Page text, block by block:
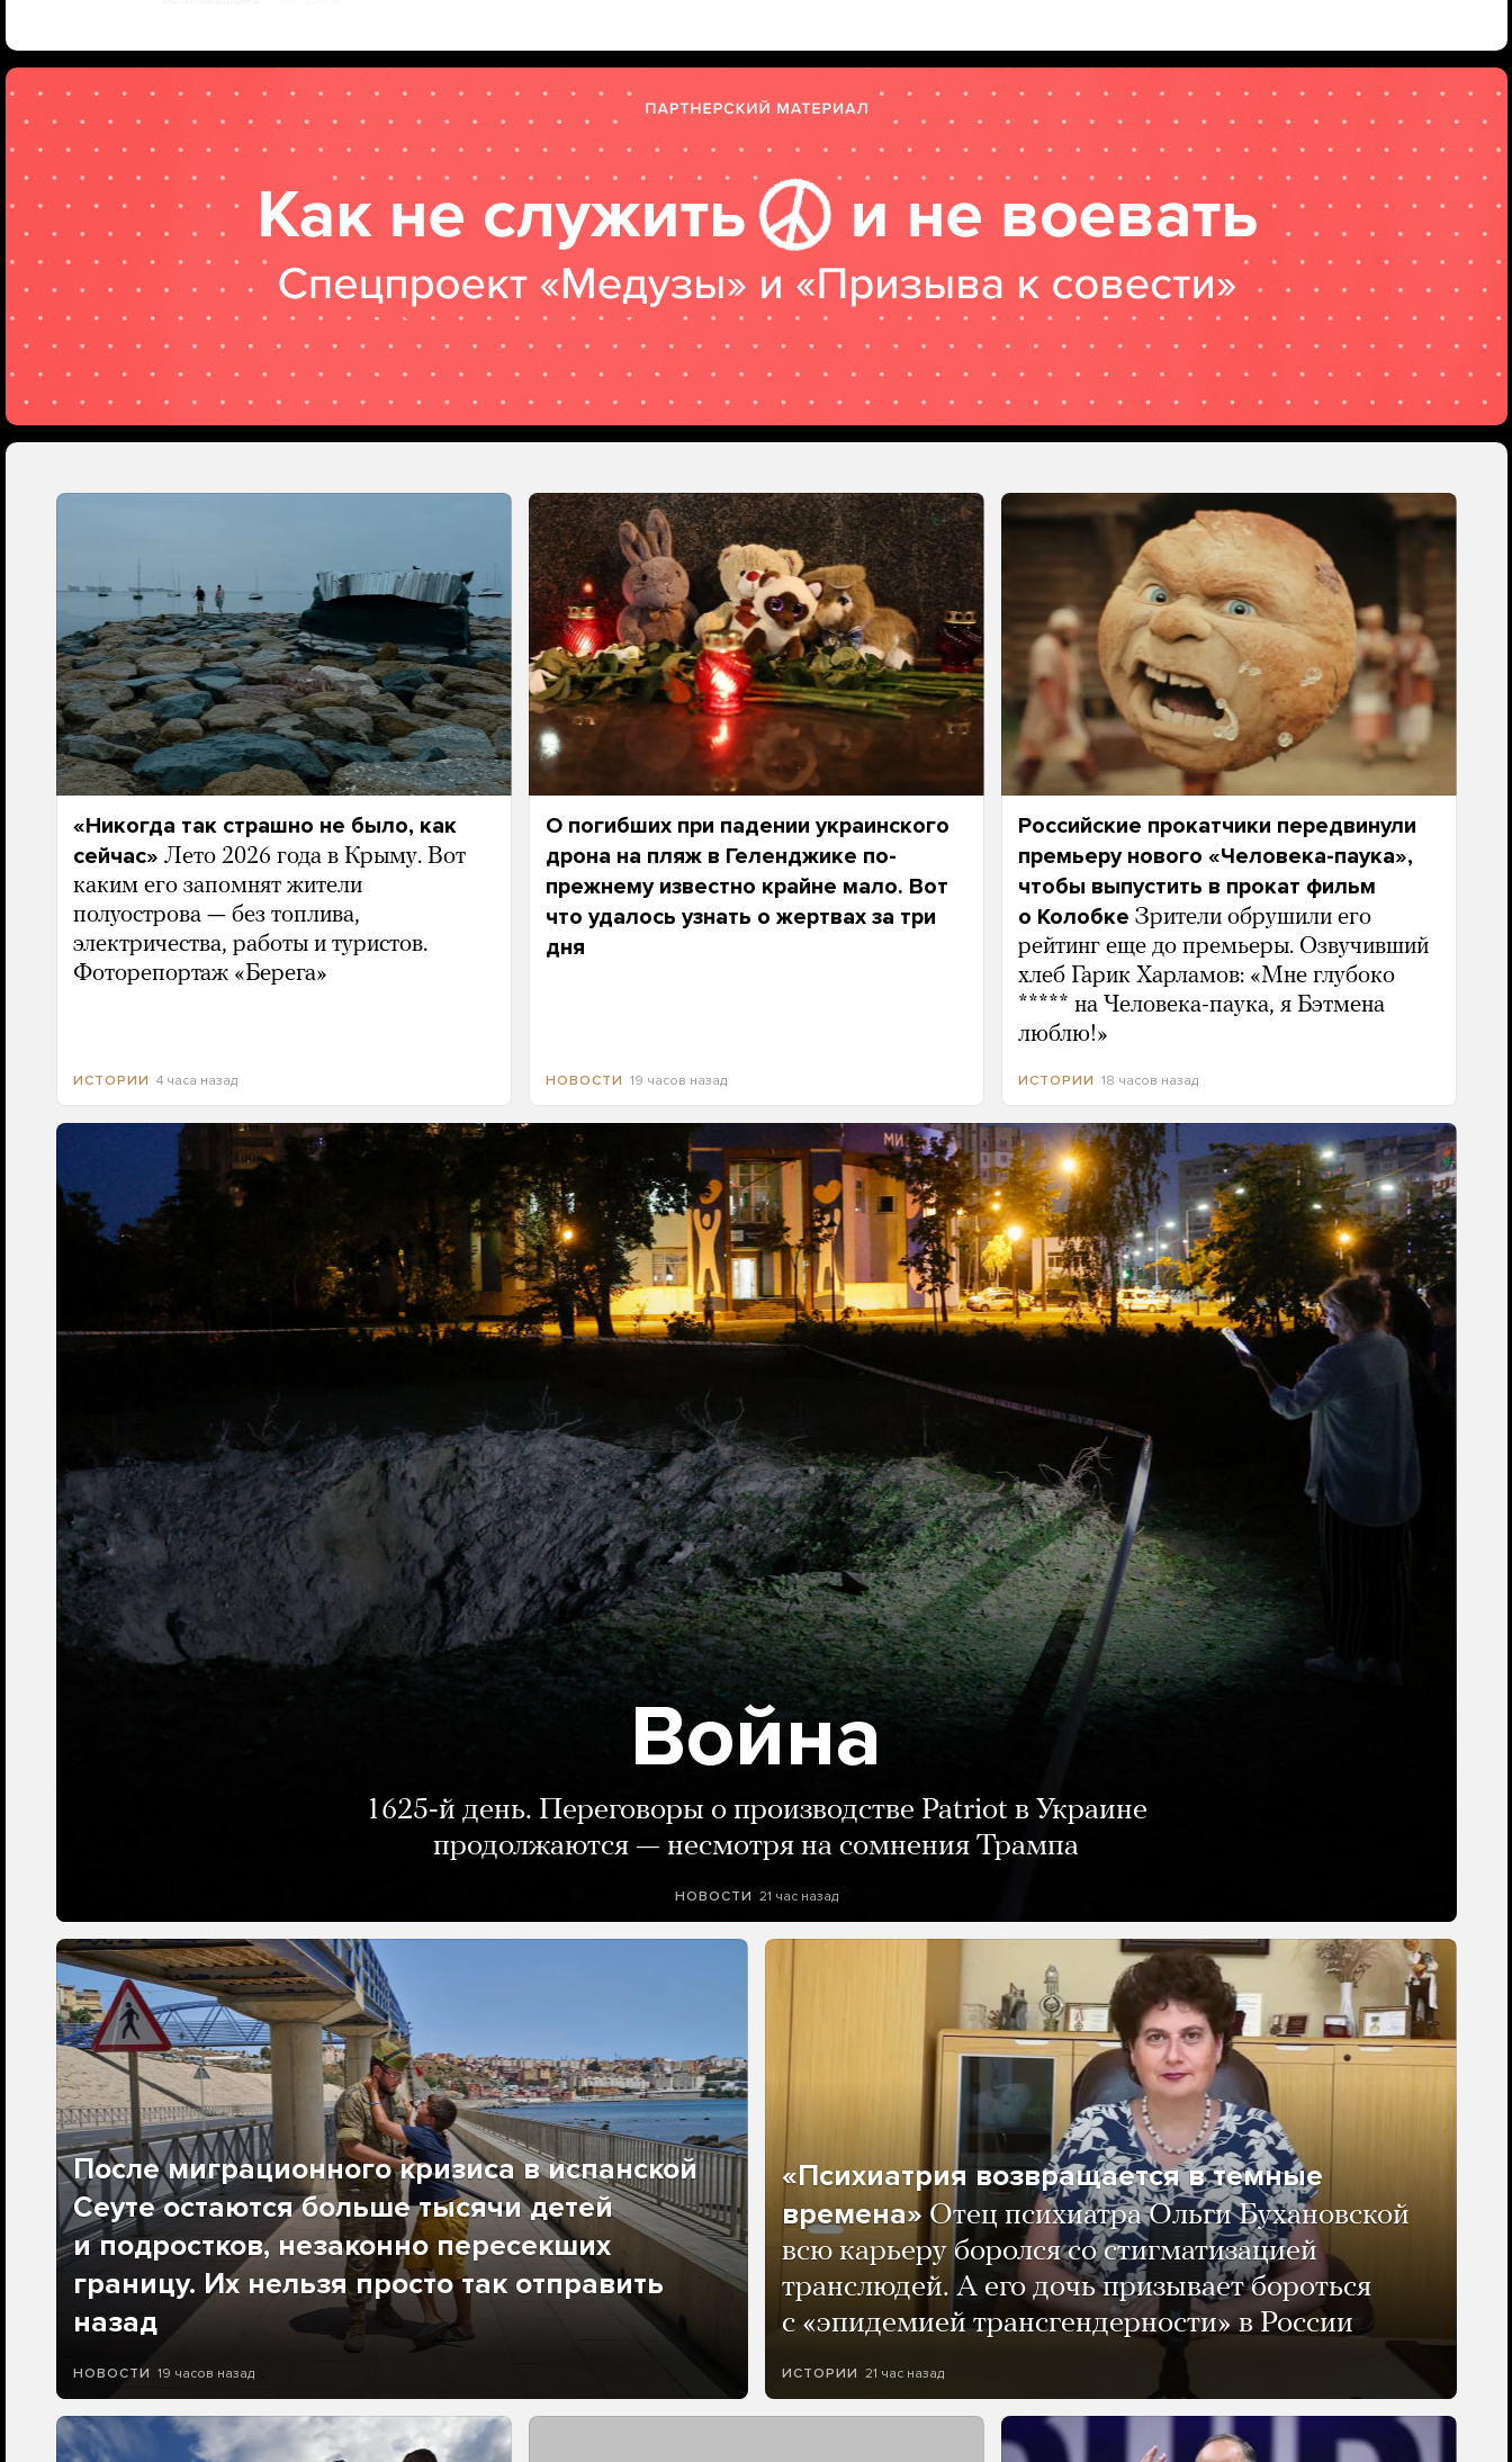
«Никогда так страшно не было, как
сейчас» Лето 2026 года в Крыму. Вот
каким его запомнят жители
полуострова — без топлива,
электричества, работы и туристов.
Фоторепортаж «Берега»
ИСТОРИИ 4 часа назад
О погибших при падении украинского
дрона на пляж в Геленджике по-
прежнему известно крайне мало. Вот
что удалось узнать о жертвах за три
дня
НОВОСТИ 19 часов назад
Российские прокатчики передвинули
премьеру нового «Человека-паука»,
чтобы выпустить в прокат фильм
о Колобке Зрители обрушили его
рейтинг еще до премьеры. Озвучивший
хлеб Гарик Харламов: «Мне глубоко
***** на Человека-паука, я Бэтмена
люблю!»
ИСТОРИИ 18 часов назад
Война
1625-й день. Переговоры о производстве Patriot в Украине
продолжаются — несмотря на сомнения Трампа
НОВОСТИ 21 час назад
После миграционного кризиса в испанской
Сеуте остаются больше тысячи детей
и подростков, незаконно пересекших
границу. Их нельзя просто так отправить
назад
НОВОСТИ 19 часов назад
«Психиатрия возвращается в темные
времена» Отец психиатра Ольги Бухановской
всю карьеру боролся со стигматизацией
транслюдей. А его дочь призывает бороться
с «эпидемией трансгендерности» в России
ИСТОРИИ 21 час назад